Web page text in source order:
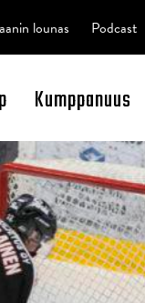
Kumppanuus
lounas Podcast